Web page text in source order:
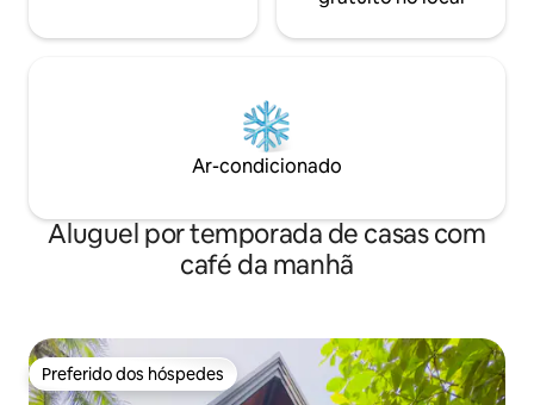
Ar-condicionado
Aluguel por temporada de casas com
café da manhã
Preferido dos hóspedes
Preferido dos hóspedes